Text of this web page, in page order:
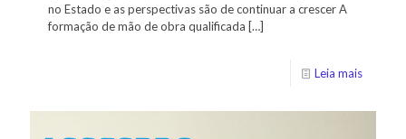
no Estado e as perspectivas são de continuar a crescer A
formação de mão de obra qualificada […]
Leia mais